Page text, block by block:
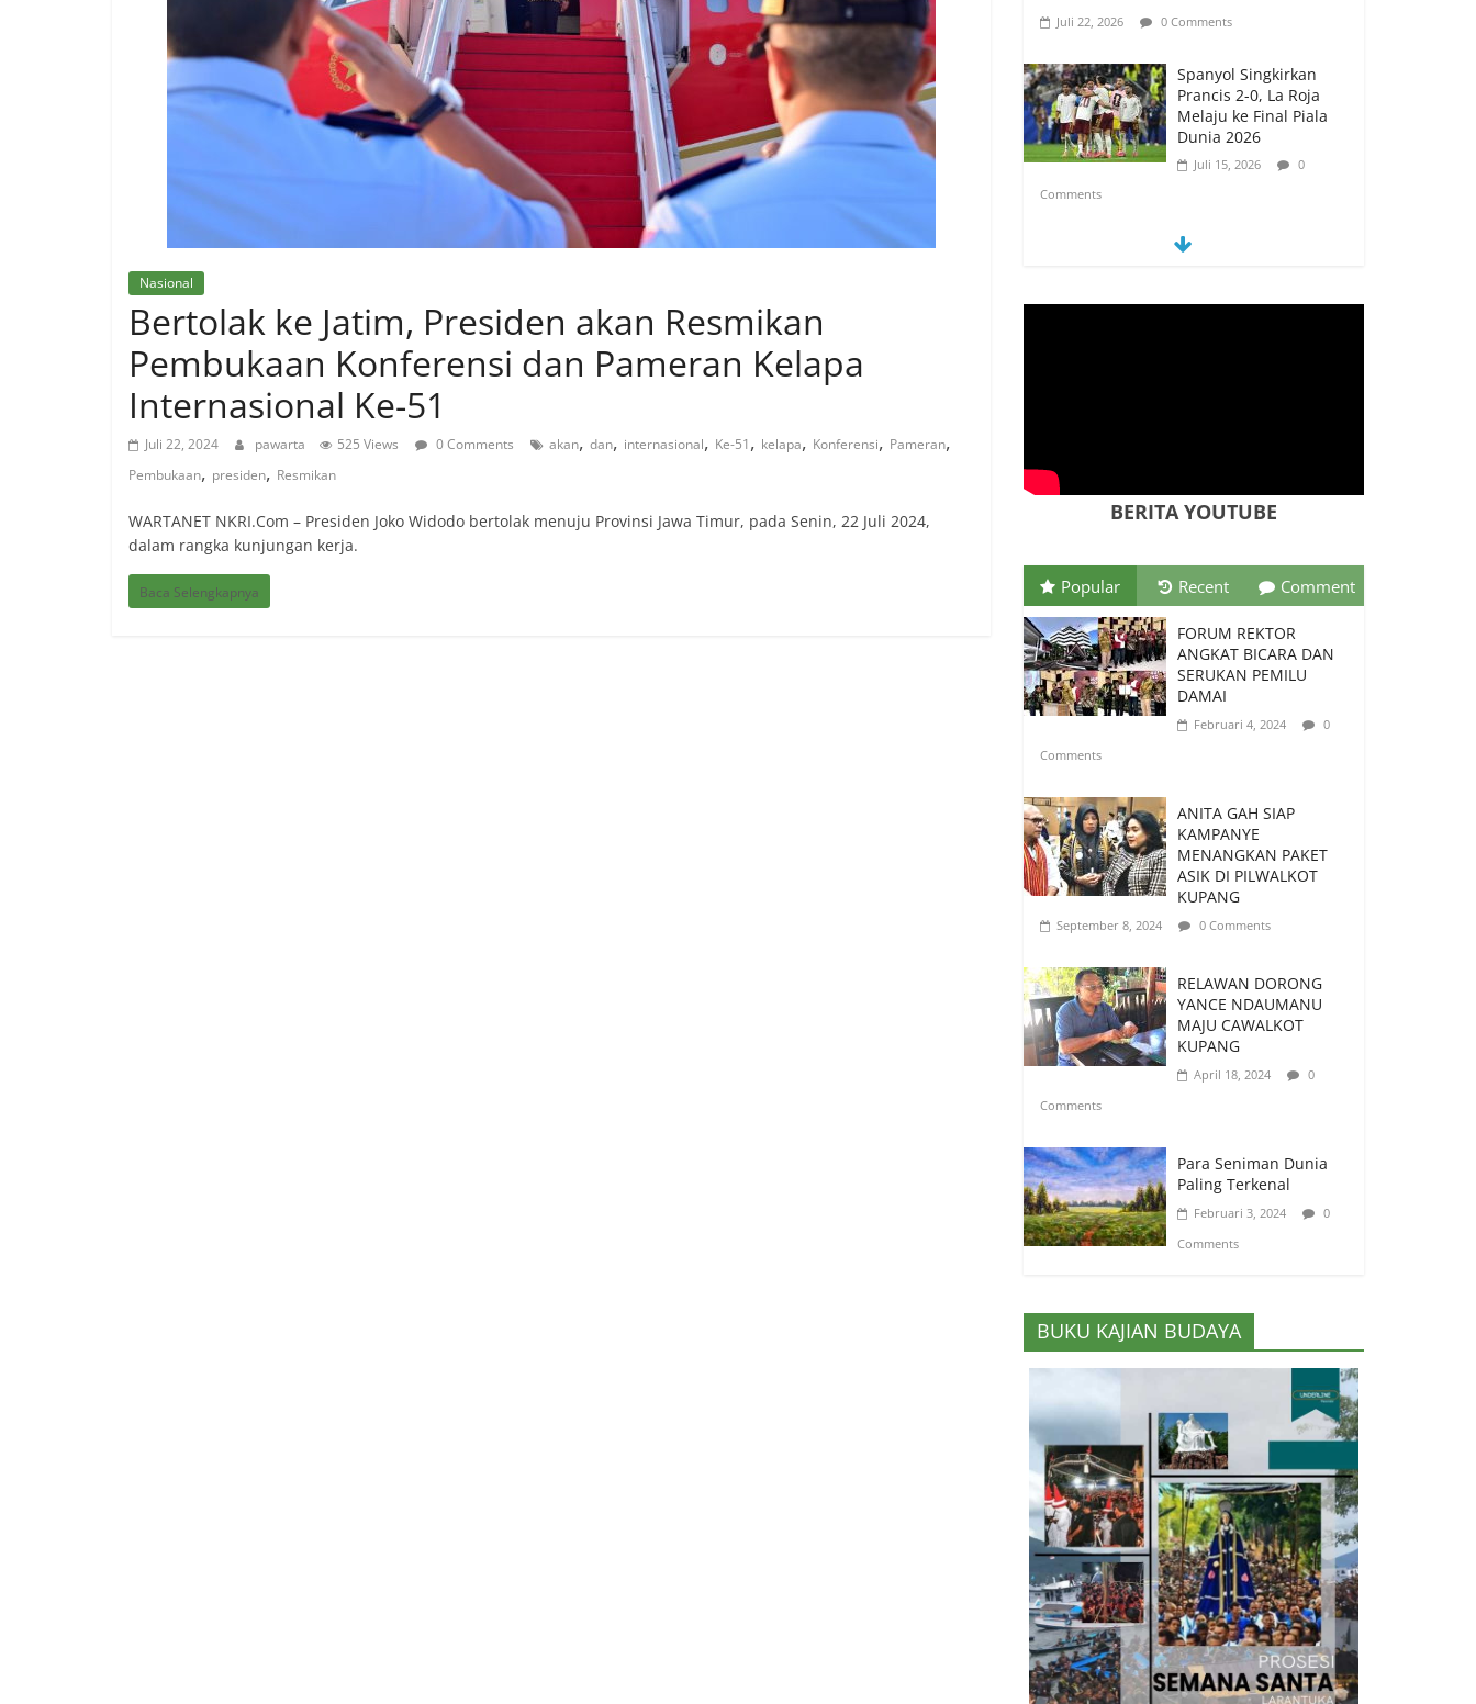
Nasional
Bertolak ke Jatim, Presiden akan Resmikan
Pembukaan Konferensi dan Pameran Kelapa
Internasional Ke-51
Juli 22, 2024 pawarta 525 Views 0 Comments akan, dan, internasional, Ke-51, kelapa, Konferensi, Pameran,
Pembukaan, presiden, Resmikan
WARTANET NKRI.Com – Presiden Joko Widodo bertolak menuju Provinsi Jawa Timur, pada Senin, 22 Juli 2024,
dalam rangka kunjungan kerja.
Baca Selengkapnya
Juli 22, 2026 0 Comments
Spanyol Singkirkan
Prancis 2-0, La Roja
Melaju ke Final Piala
Dunia 2026
Juli 15, 2026
0
Comments
Spanyol vs Prancis,
Piala Dunia 2026
Digital
PSN Ngada Pesta Gol,
Libas MRC Bulukumba
5-0 di Laga Perdana 32
Besar Liga 4 Nasional
Juni 9, 2026
0
Comments
Barat, Diusulkan Jadi
Warisan Budaya
Takbenda Indonesia
Juli 26, 2026 0 Comments
BERITA YOUTUBE
Popular Recent Comment
FORUM REKTOR
ANGKAT BICARA DAN
SERUKAN PEMILU
DAMAI
Februari 4, 2024
0
Comments
ANITA GAH SIAP
KAMPANYE
MENANGKAN PAKET
ASIK DI PILWALKOT
KUPANG
September 8, 2024 0 Comments
RELAWAN DORONG
YANCE NDAUMANU
MAJU CAWALKOT
KUPANG
April 18, 2024
0
Comments
Para Seniman Dunia
Paling Terkenal
Februari 3, 2024
0
Comments
BUKU KAJIAN BUDAYA